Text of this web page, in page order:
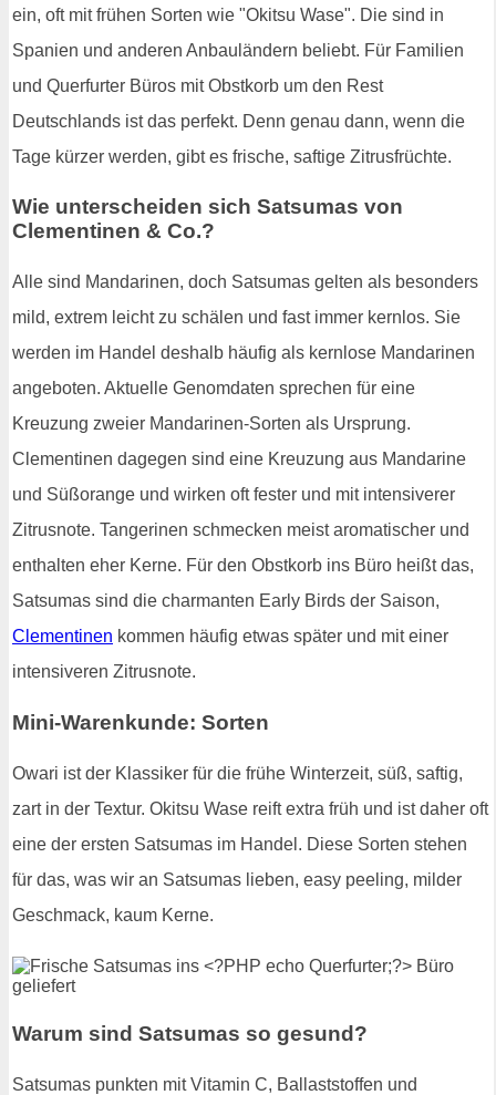
ein, oft mit frühen Sorten wie "Okitsu Wase". Die sind in
Spanien und anderen Anbauländern beliebt. Für Familien
und Querfurter Büros mit Obstkorb um den Rest
Deutschlands ist das perfekt. Denn genau dann, wenn die
Tage kürzer werden, gibt es frische, saftige Zitrusfrüchte.
Wie unterscheiden sich Satsumas von
Clementinen & Co.?
Alle sind Mandarinen, doch Satsumas gelten als besonders
mild, extrem leicht zu schälen und fast immer kernlos. Sie
werden im Handel deshalb häufig als kernlose Mandarinen
angeboten. Aktuelle Genomdaten sprechen für eine
Kreuzung zweier Mandarinen-Sorten als Ursprung.
Clementinen dagegen sind eine Kreuzung aus Mandarine
und Süßorange und wirken oft fester und mit intensiverer
Zitrusnote. Tangerinen schmecken meist aromatischer und
enthalten eher Kerne. Für den Obstkorb ins Büro heißt das,
Satsumas sind die charmanten Early Birds der Saison,
Clementinen kommen häufig etwas später und mit einer
intensiveren Zitrusnote.
Mini-Warenkunde: Sorten
Owari ist der Klassiker für die frühe Winterzeit, süß, saftig,
zart in der Textur. Okitsu Wase reift extra früh und ist daher oft
eine der ersten Satsumas im Handel. Diese Sorten stehen
für das, was wir an Satsumas lieben, easy peeling, milder
Geschmack, kaum Kerne.
Warum sind Satsumas so gesund?
Satsumas punkten mit Vitamin C, Ballaststoffen und